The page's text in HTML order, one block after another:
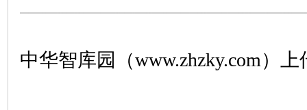
中华智库园（www.zhzky.com）上